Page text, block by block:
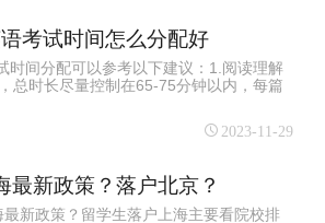
考试时间怎么分配好
时间分配可以参考以下建议：1.阅读理解
总时长尽量控制在65-75分钟以内，每篇
2023-11-29
最新政策？落户北京？
新政策？留学生落户上海主要看院校排